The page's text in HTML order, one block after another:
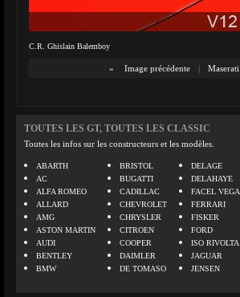
C.R. Ghislain Balemboy
« Image précédente | Maserati
TOUTES LES GT, TOUTES LES CLASSIC
Toutes les infos sur les constructeurs et les modèles.
ABARTH
AC
ALFA ROMEO
ALLARD
AMG
ASTON MARTIN
AUDI
BENTLEY
BMW
BRISTOL
BUGATTI
CADILLAC
CHEVROLET
CHRYSLER
CITROEN
COOPER
DAIMLER
DE TOMASO
DELAGE
DELAHAYE
FACEL VEGA
FERRARI
FISKER
FORD
ISO RIVOLTA
JAGUAR
JENSEN